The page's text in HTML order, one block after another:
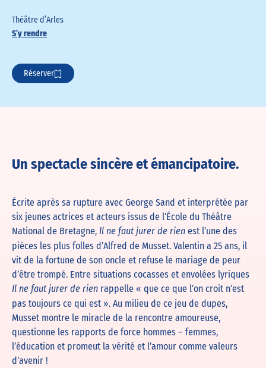
Théâtre d’Arles
S’y rendre
Réserver
Un spectacle sincère et émancipatoire.
Écrite après sa rupture avec George Sand et interprétée par
six jeunes actrices et acteurs issus de l’École du Théâtre
National de Bretagne,Il ne faut jurer de rienest l’une des
pièces les plus folles d’Alfred de Musset. Valentin a 25 ans, il
vit de la fortune de son oncle et refuse le mariage de peur
d’être trompé. Entre situations cocasses et envolées lyriques
Il ne faut jurer de rien rappelle « que ce que l’on croit n’est
pas toujours ce qui est ». Au milieu de ce jeu de dupes,
Musset montre le miracle de la rencontre amoureuse,
questionne les rapports de force hommes – femmes,
l’éducation et promeut la vérité et l’amour comme valeurs
d’avenir !